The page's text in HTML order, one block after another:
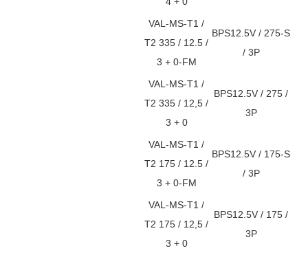
VAL-MS-T1 /
T2 335 / 12.5 /
3 + 0-FM
BPS12.5V / 275-S
/ 3P
VAL-MS-T1 /
T2 335 / 12,5 /
3 + 0
BPS12.5V / 275 /
3P
VAL-MS-T1 /
T2 175 / 12.5 /
3 + 0-FM
BPS12.5V / 175-S
/ 3P
VAL-MS-T1 /
T2 175 / 12,5 /
3 + 0
BPS12.5V / 175 /
3P